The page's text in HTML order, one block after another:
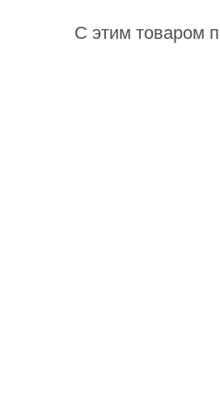
С этим товаром